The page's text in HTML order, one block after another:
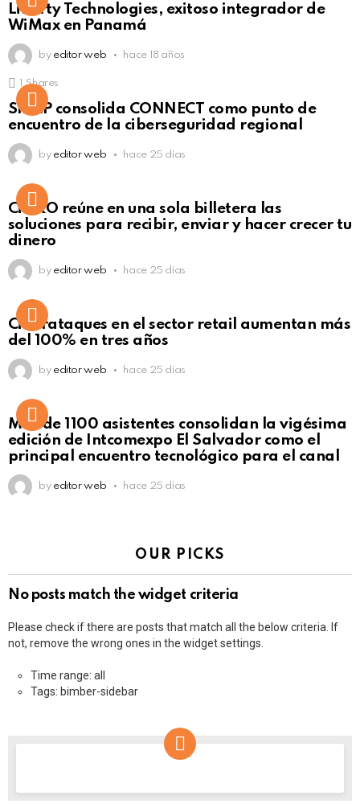
Liberty Technologies, exitoso integrador de
WiMax en Panamá
by editor web hace 18 años
Click to view this post
1 Shares
SISAP consolida CONNECT como punto de
encuentro de la ciberseguridad regional
by editor web hace 25 días
Not Safe For Work
Click to view this post
CiNKO reúne en una sola billetera las
soluciones para recibir, enviar y hacer crecer tu
dinero
by editor web hace 25 días
Ciberataques en el sector retail aumentan más
del 100% en tres años
by editor web hace 25 días
Más de 1100 asistentes consolidan la vigésima
edición de Intcomexpo El Salvador como el
principal encuentro tecnológico para el canal
by editor web hace 25 días
OUR PICKS
No posts match the widget criteria
Please check if there are posts that match all the below criteria. If
not, remove the wrong ones in the widget settings.
Time range: all
Tags: bimber-sidebar